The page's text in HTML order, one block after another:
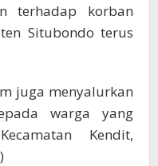
terhadap korban
Situbondo terus
juga menyalurkan
warga yang
Kendit,